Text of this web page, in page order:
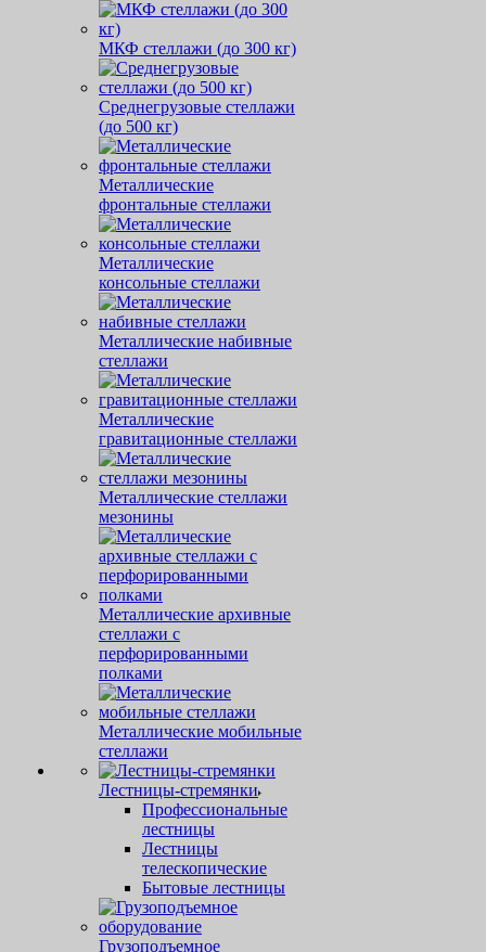
МКФ стеллажи (до 300 кг)
Среднегрузовые стеллажи
(до 500 кг)
Металлические
фронтальные стеллажи
Металлические
консольные стеллажи
Металлические набивные
стеллажи
Металлические
гравитационные стеллажи
Металлические стеллажи
мезонины
Металлические архивные
стеллажи с
перфорированными
полками
Металлические мобильные
стеллажи
Лестницы-стремянки
Профессиональные
лестницы
Лестницы
телескопические
Бытовые лестницы
Грузоподъемное